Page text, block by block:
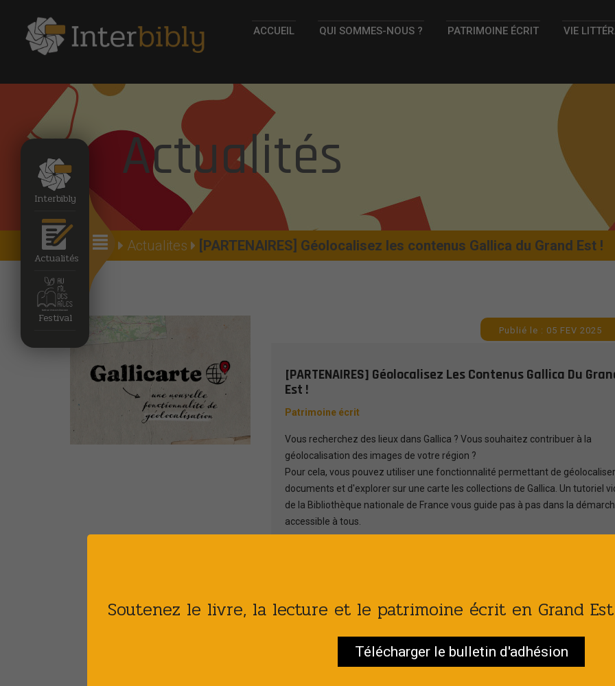
Interbibly
Actualités
Festival
ACCUEIL QUI SOMMES-NOUS ? PATRIMOINE ÉCRIT VIE
Actualités
Accueil Actualites [PARTENAIRES] Géolocalisez les contenus Gallica du Grand Est !
Publié le : 05 FEV 2025
[PARTENAIRES] Géolocalisez Les Contenus Gallica Du
Est !
Patrimoine écrit
Vous recherchez des lieux dans Gallica ? Vous souhaitez contribuer à la
géolocalisation des images de votre région ?
Pour cela, vous pouvez utiliser une fonctionnalité permettant de
documents et d'explorer sur une carte les collections de Gallica. Un tutoriel
de la Bibliothèque nationale de France vous guide pas à pas dans la
accessible à tous.
Soutenez le livre, la lecture et le patrimoine écrit en Grand
Télécharger le bulletin d'adhésion